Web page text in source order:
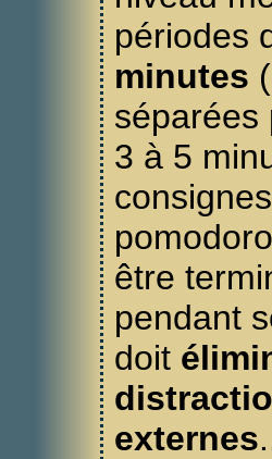
périodes
minutes
séparées
3 à 5
être
pendant
doit
externes